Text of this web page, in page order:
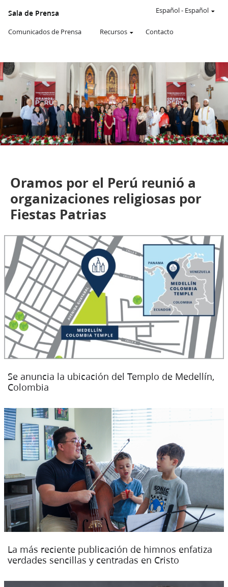
SITIO
WEB
oficial
de
de
JESUCRISTO
de
los
SANTOS
DE
LOS
ÚLTIMOS
DÍAS
Sala de Prensa
Comunicados de Prensa Recursos Contacto
Español- Español
Oramos por el Perú reunió a
organizaciones religiosas por
Fiestas Patrias
Se anuncia la ubicación del Templo de Medellín,
Colombia
La más reciente publicación de himnos enfatiza
verdades sencillas y centradas en Cristo